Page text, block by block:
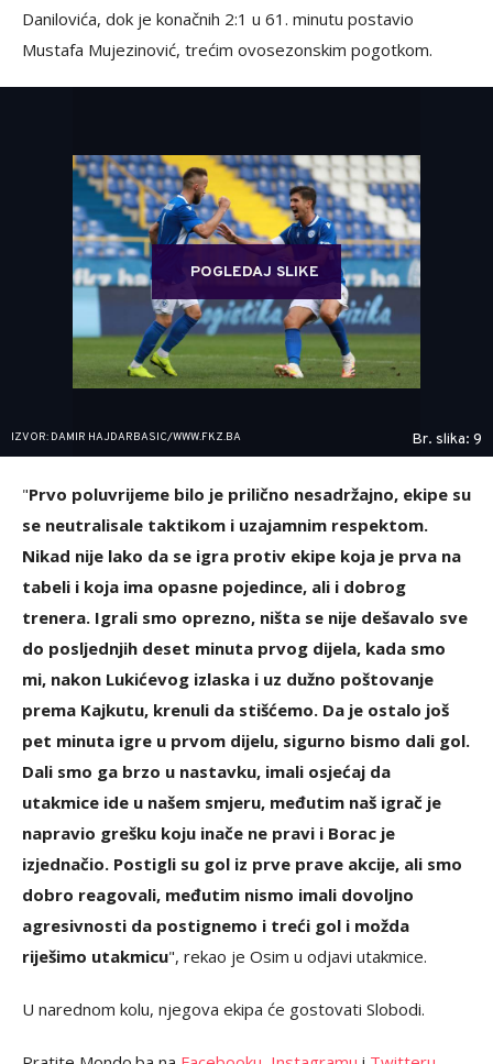
Danilovića, dok je konačnih 2:1 u 61. minutu postavio
Mustafa Mujezinović, trećim ovosezonskim pogotkom.
POGLEDAJ SLIKE
IZVOR: DAMIR HAJDARBASIC/WWW.FKZ.BA Br. slika: 9
"Prvo poluvrijeme bilo je prilično nesadržajno, ekipe su
se neutralisale taktikom i uzajamnim respektom.
Nikad nije lako da se igra protiv ekipe koja je prva na
tabeli i koja ima opasne pojedince, ali i dobrog
trenera. Igrali smo oprezno, ništa se nije dešavalo sve
do posljednjih deset minuta prvog dijela, kada smo
mi, nakon Lukićevog izlaska i uz dužno poštovanje
prema Kajkutu, krenuli da stišćemo. Da je ostalo još
pet minuta igre u prvom dijelu, sigurno bismo dali gol.
Dali smo ga brzo u nastavku, imali osjećaj da
utakmice ide u našem smjeru, međutim naš igrač je
napravio grešku koju inače ne pravi i Borac je
izjednačio. Postigli su gol iz prve prave akcije, ali smo
dobro reagovali, međutim nismo imali dovoljno
agresivnosti da postignemo i treći gol i možda
riješimo utakmicu", rekao je Osim u odjavi utakmice.
U narednom kolu, njegova ekipa će gostovati Slobodi.